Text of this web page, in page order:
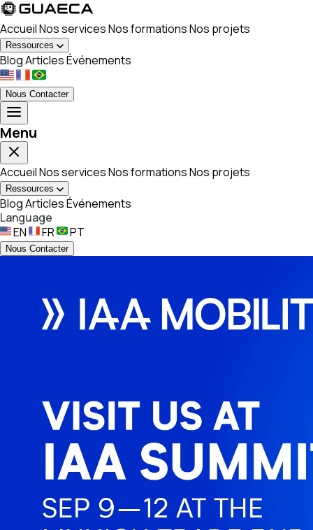
AccueilNos servicesNos formationsNos projets
Ressources
BlogArticlesÉvénements
Nous Contacter
Menu
AccueilNos servicesNos formationsNos projets
Ressources
BlogArticlesÉvénements
Language
EN
FR PT
Nous Contacter